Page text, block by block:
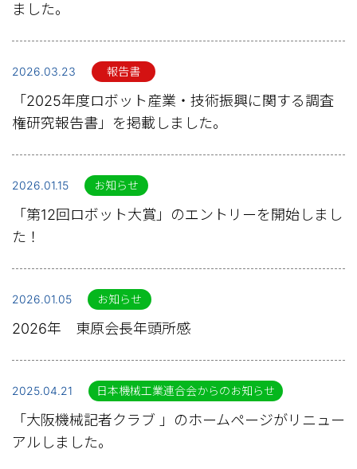
ました。
2026.03.23 報告書
「2025年度ロボット産業・技術振興に関する調査
権研究報告書」を掲載しました。
2026.01.15 お知らせ
「第12回ロボット大賞」のエントリーを開始しまし
た！
2026.01.05 お知らせ
2026年 東原会長年頭所感
2025.04.21 日本機械工業連合会からのお知らせ
「大阪機械記者クラブ 」のホームページがリニュー
アルしました。